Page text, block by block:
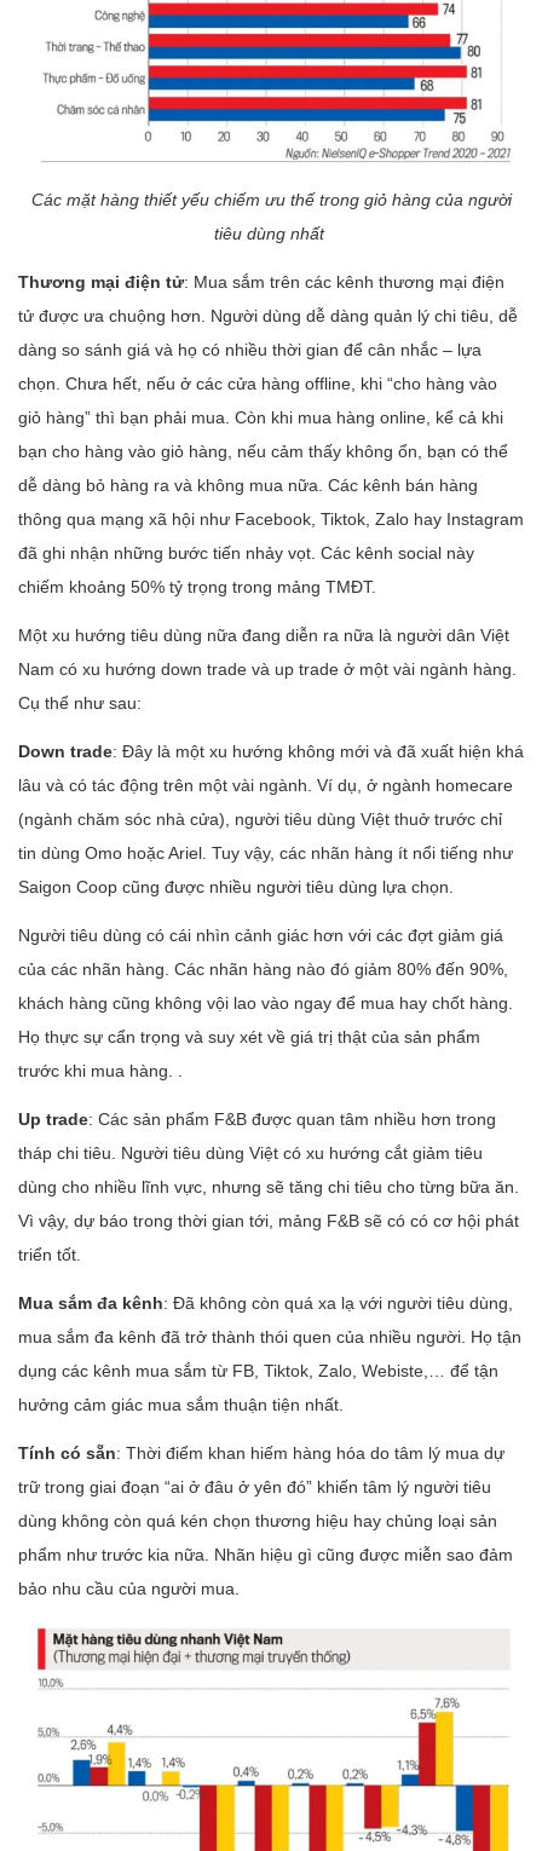
Các mặt hàng thiết yếu chiếm ưu thế trong giỏ hàng của người
tiêu dùng nhất
Thương mại điện tử: Mua sắm trên các kênh thương mại điện
tử được ưa chuộng hơn. Người dùng dễ dàng quản lý chi tiêu, dễ
dàng so sánh giá và họ có nhiều thời gian để cân nhắc – lựa
chọn. Chưa hết, nếu ở các cửa hàng offline, khi “cho hàng vào
giỏ hàng” thì bạn phải mua. Còn khi mua hàng online, kể cả khi
bạn cho hàng vào giỏ hàng, nếu cảm thấy không ổn, bạn có thể
dễ dàng bỏ hàng ra và không mua nữa. Các kênh bán hàng
thông qua mạng xã hội như Facebook, Tiktok, Zalo hay Instagram
đã ghi nhận những bước tiến nhảy vọt. Các kênh social này
chiếm khoảng 50% tỷ trọng trong mảng TMĐT.
Một xu hướng tiêu dùng nữa đang diễn ra nữa là người dân Việt
Nam có xu hướng down trade và up trade ở một vài ngành hàng.
Cụ thể như sau:
Down trade: Đây là một xu hướng không mới và đã xuất hiện khá
lâu và có tác động trên một vài ngành. Ví dụ, ở ngành homecare
(ngành chăm sóc nhà cửa), người tiêu dùng Việt thuở trước chỉ
tin dùng Omo hoặc Ariel. Tuy vậy, các nhãn hàng ít nổi tiếng như
Saigon Coop cũng được nhiều người tiêu dùng lựa chọn.
Người tiêu dùng có cái nhìn cảnh giác hơn với các đợt giảm giá
của các nhãn hàng. Các nhãn hàng nào đó giảm 80% đến 90%,
khách hàng cũng không vội lao vào ngay để mua hay chốt hàng.
Họ thực sự cẩn trọng và suy xét về giá trị thật của sản phẩm
trước khi mua hàng. .
Up trade: Các sản phẩm F&B được quan tâm nhiều hơn trong
tháp chi tiêu. Người tiêu dùng Việt có xu hướng cắt giảm tiêu
dùng cho nhiều lĩnh vực, nhưng sẽ tăng chi tiêu cho từng bữa ăn.
Vì vậy, dự báo trong thời gian tới, mảng F&B sẽ có có cơ hội phát
triển tốt.
Mua sắm đa kênh: Đã không còn quá xa lạ với người tiêu dùng,
mua sắm đa kênh đã trở thành thói quen của nhiều người. Họ tận
dụng các kênh mua sắm từ FB, Tiktok, Zalo, Webiste,… để tận
hưởng cảm giác mua sắm thuận tiện nhất.
Tính có sẵn: Thời điểm khan hiếm hàng hóa do tâm lý mua dự
trữ trong giai đoạn “ai ở đâu ở yên đó” khiến tâm lý người tiêu
dùng không còn quá kén chọn thương hiệu hay chủng loại sản
phẩm như trước kia nữa. Nhãn hiệu gì cũng được miễn sao đảm
bảo nhu cầu của người mua.